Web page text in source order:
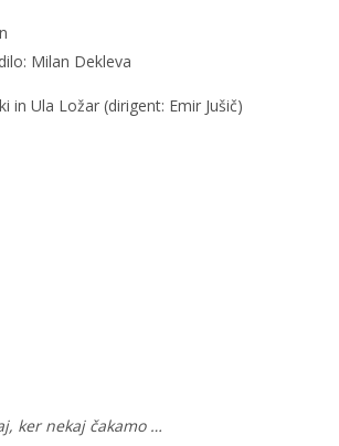
Milan Dekleva
in Ula Ložar (dirigent: Emir Jušič)
ker nekaj čakamo …